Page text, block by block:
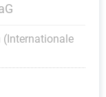
(Internationale